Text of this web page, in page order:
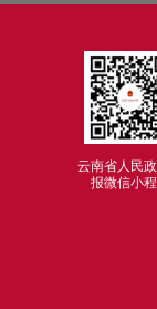
云南省人民
报微信小